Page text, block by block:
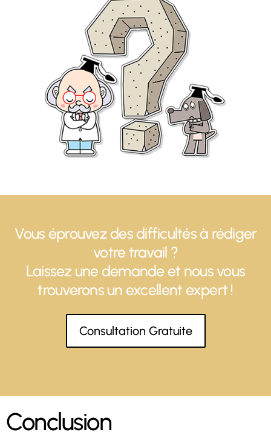
Vous éprouvez des difficultés à rédiger
votre travail ?
Laissez une demande et nous vous
trouverons un excellent expert !
Consultation Gratuite
Conclusion